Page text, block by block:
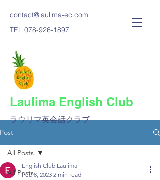
contact@laulima-ec.com
TEL 078-926-1897
Laulima English Club
ラウリマ英会話クラブ​
Post
All Posts
All Posts
English Club Laulima
Feb 8, 2023 2 min read